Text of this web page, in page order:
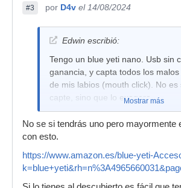
#3 por D4v el 14/08/2024
Edwin escribió:
Tengo un blue yeti nano. Usb sin
ganancia, y capta todos los
de mis labios (mouth click). No es
capte, sino que lo exagera
Mostrar más
No se si tendrás uno pero mayormente
con esto.
https://www.amazon.es/blue-yeti-